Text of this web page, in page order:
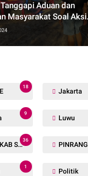
Aduan dan
Masyarakat Soal Aksi
18
Jakarta
9
Luwu
36
PINRANG
1
Politik